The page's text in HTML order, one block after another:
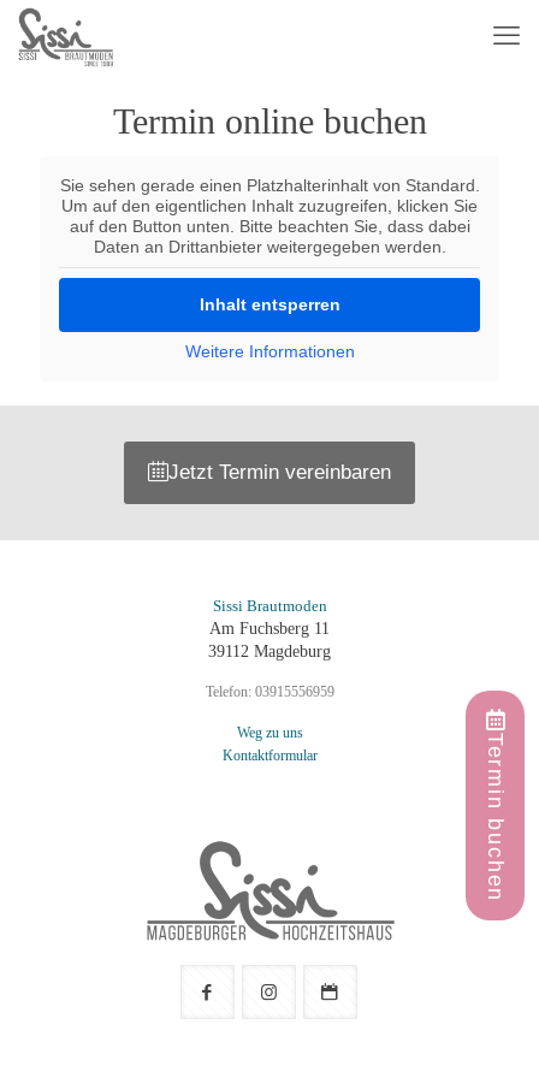
Termin online buchen
Sie sehen gerade einen Platzhalterinhalt von Standard
Um auf den eigentlichen Inhalt zuzugreifen, klicken Sie
auf den Button unten. Bitte beachten Sie, dass dabei
Daten an Drittanbieter weitergegeben werden.
Inhalt entsperren
Weitere Informationen
Jetzt Termin vereinbaren
Sissi Brautmoden
Am Fuchsberg 11
39112 Magdeburg
Telefon: 03915556959
Weg zu uns
Kontaktformular
Termin buchen